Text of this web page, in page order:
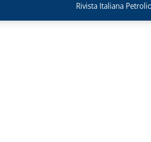
Rivista Italiana